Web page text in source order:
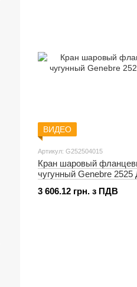
ВИДЕО
Артикул: G252504015
Кран шаровый
чугунный Genebre 2525
3 606.12 грн. з ПДВ